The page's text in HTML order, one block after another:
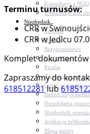
Konsultacje z NGO
Konsultacje dot.
Niezbędnik
Zdrowie
Oświata
Bezpieczeństwo
Komunikacja
Parafie
Zarządzanie
C.ześć w gminie!
Budżet obywatelski
Nieodpłatna
Niezbędnik
Aplikacja
Mapa gminy
Terminu turnusów:
CRR w
CRR w Jedlcu
Komplet dokumentów
Zapraszamy do
618512281lub